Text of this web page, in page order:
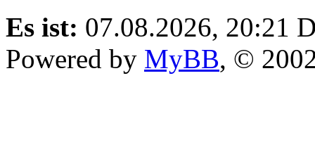
Es ist: 07.08.2026, 20:21
Powered by MyBB, ©